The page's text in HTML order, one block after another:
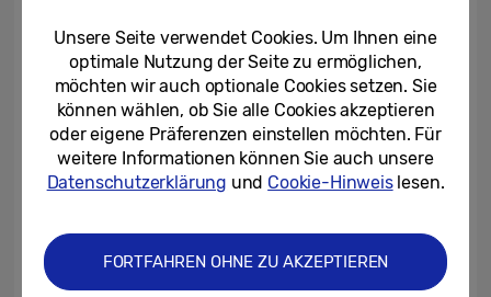
installiert. Auf die Displays, von denen der
Größte 6 m x 8,5 m misst, werden
faszinierende Unterwasserwelten und
andere spannende Illustrationen projiziert.
Auch das Spa und das Fitnessstudio des
Wänden aus der IER-Serie des
Unternehmens ausgestattet. Diese nutzen
Unsere Seite verwendet Cookies. Um Ihnen eine
optimale Nutzung der Seite zu ermöglichen,
möchten wir auch optionale Cookies setzen. Sie
können wählen, ob Sie alle Cookies akzeptieren
oder eigene Präferenzen einstellen möchten. Für
weitere Informationen können Sie auch unsere
Datenschutzerklärung und Cookie-Hinweislesen.
FORTFAHREN OHNE ZU AKZEPTIEREN